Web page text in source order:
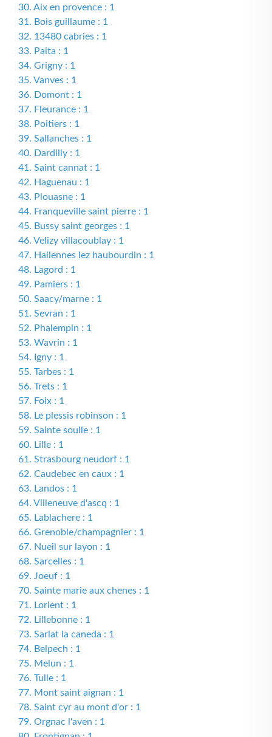
30. Aix en provence : 1
31. Bois guillaume : 1
32. 13480 cabries : 1
33. Paita : 1
34. Grigny : 1
35. Vanves : 1
36. Domont : 1
37. Fleurance : 1
38. Poitiers : 1
39. Sallanches : 1
40. Dardilly : 1
41. Saint cannat : 1
42. Haguenau : 1
43. Plouasne : 1
44. Franqueville saint pierre : 1
45. Bussy saint georges : 1
46. Velizy villacoublay : 1
47. Hallennes lez haubourdin : 1
48. Lagord : 1
49. Pamiers : 1
50. Saacy/marne : 1
51. Sevran : 1
52. Phalempin : 1
53. Wavrin : 1
54. Igny : 1
55. Tarbes : 1
56. Trets : 1
57. Foix : 1
58. Le plessis robinson : 1
59. Sainte soulle : 1
60. Lille : 1
61. Strasbourg neudorf : 1
62. Caudebec en caux : 1
63. Landos : 1
64. Villeneuve d'ascq : 1
65. Lablachere : 1
66. Grenoble/champagnier : 1
67. Nueil sur layon : 1
68. Sarcelles : 1
69. Joeuf : 1
70. Sainte marie aux chenes : 1
71. Lorient : 1
72. Lillebonne : 1
73. Sarlat la caneda : 1
74. Belpech : 1
75. Melun : 1
76. Tulle : 1
77. Mont saint aignan : 1
78. Saint cyr au mont d'or : 1
79. Orgnac l'aven : 1